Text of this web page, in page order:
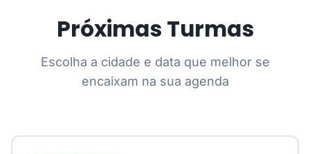
Próximas Turmas
Escolha a cidade e data que melhor se
encaixam na sua agenda